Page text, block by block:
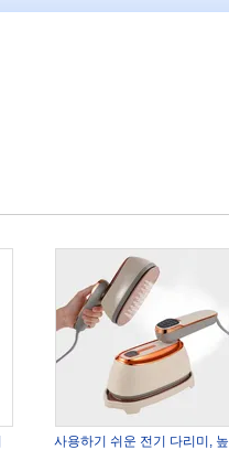
사용하기 쉬운 전기 다리미, 높